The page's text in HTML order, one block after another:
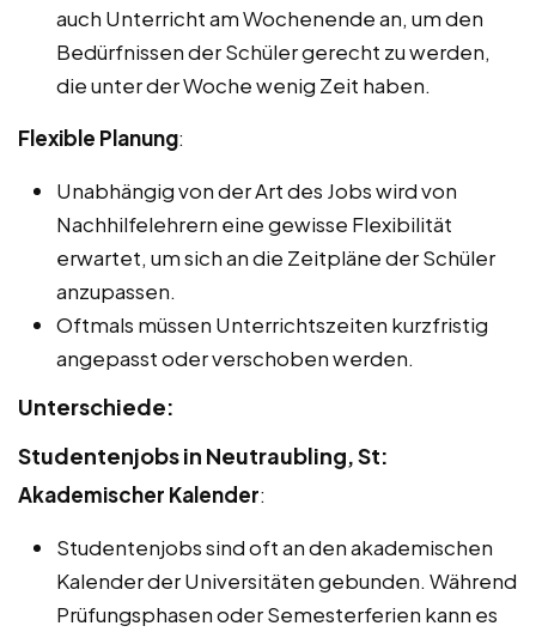
auch Unterricht am Wochenende an, um den
Bedürfnissen der Schüler gerecht zu werden,
die unter der Woche wenig Zeit haben.
Flexible Planung:
Unabhängig von der Art des Jobs wird von
Nachhilfelehrern eine gewisse Flexibilität
erwartet, um sich an die Zeitpläne der Schüler
anzupassen.
Oftmals müssen Unterrichtszeiten kurzfristig
angepasst oder verschoben werden.
Unterschiede:
Studentenjobs in Neutraubling, St:
Akademischer Kalender:
Studentenjobs sind oft an den akademischen
Kalender der Universitäten gebunden. Während
Prüfungsphasen oder Semesterferien kann es